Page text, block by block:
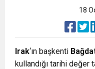
18
Irak‘ın başkenti
kullandığı tarihi değer